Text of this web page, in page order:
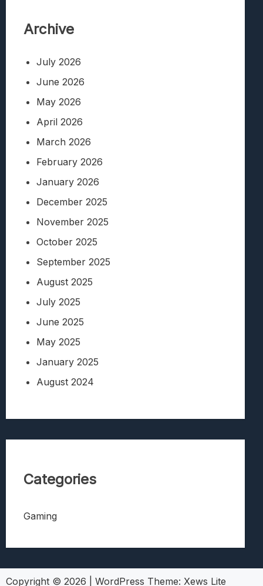
Archive
July 2026
June 2026
May 2026
April 2026
March 2026
February 2026
January 2026
December 2025
November 2025
October 2025
September 2025
August 2025
July 2025
June 2025
May 2025
January 2025
August 2024
Categories
Gaming
Copyright © 2026 WordPress Theme: Xews Lite